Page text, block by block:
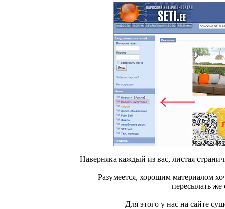
Наверняка каждый из вас, листая
Разумеется, хорошим материалом
пересылать
Для этого у нас на сайте